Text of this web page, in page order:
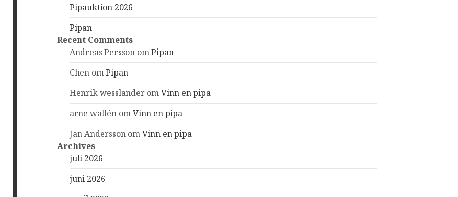
Pipauktion 2026
Pipan
Recent Comments
Andreas Persson omPipan
Chen omPipan
Henrik wesslander omVinn en pipa
arne wallén omVinn en pipa
Jan Andersson omVinn en pipa
Archives
juli 2026
juni 2026